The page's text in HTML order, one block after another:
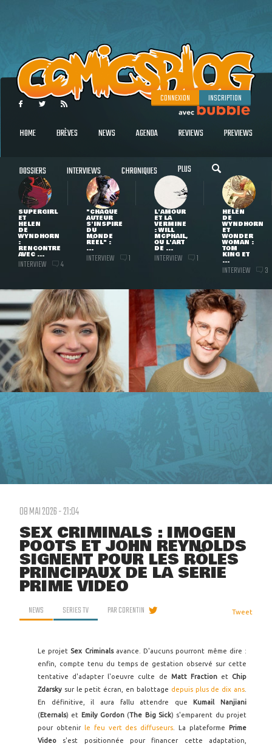
CONNEXION INSCRIPTION
HOME BRÈVES NEWS AGENDA REVIEWS PREVIEWS
DOSSIERS INTERVIEWS CHRONIQUES PLUS
SUPERGIRL
ET
HELEN
DE
WYNDHORN
:
RENCONTRE
AVEC ...
INTERVIEW 4
"CHAQUE
AUTEUR
S'INSPIRE
DU
MONDE
RÉEL" :
...
INTERVIEW 1
L'AMOUR
ET LA
VERMINE
: WILL
MCPHAIL,
OU L'ART
DE ...
INTERVIEW 1
HELEN
DE
WYNDHORN
ET
WONDER
WOMAN :
TOM
KING ET
...
INTERVIEW 3
08 MAI 2026 - 21:04
SEX CRIMINALS : IMOGEN
POOTS ET JOHN REYNOLDS
SIGNENT POUR LES RÔLES
PRINCIPAUX DE LA SÉRIE
PRIME VIDEO
NEWS SERIES TV PARCORENTIN Tweet
Le projet Sex Criminalsavance. D'aucuns pourront même dire :
enfin, compte tenu du temps de gestation observé sur cette
tentative d'adapter l'oeuvre culte de Matt Fractionet Chip
Zdarsky sur le petit écran, en balottage depuis plus de dix ans
En définitive, il aura fallu attendre que Kumail Nanjiani
(Eternals) et Emily Gordon (The Big Sick) s'emparent du projet
pour obtenir le feu vert des diffuseurs . La plateforme Prime
Video s'est positionnée pour financer cette adaptation,